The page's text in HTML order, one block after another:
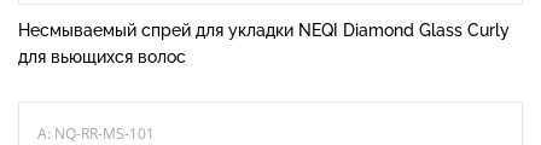
Несмываемый спрей для укладки NEQI Diamond Glass Curly
для вьющихся волос
A: NQ-RR-MS-101